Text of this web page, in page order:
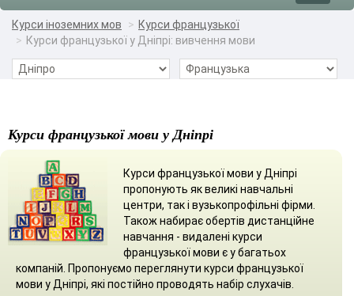
Курси іноземних мов
Курси французької
Курси французької у Дніпрі: вивчення мови
Курси французької мови у Дніпрі
Курси французької мови у Дніпрі
пропонують як великі навчальні
центри, так і вузькопрофільні фірми.
Також набирає обертів дистанційне
навчання - видалені курси
французької мови є у багатьох
компаній. Пропонуємо переглянути курси французької
мови у Дніпрі, які постійно проводять набір слухачів.